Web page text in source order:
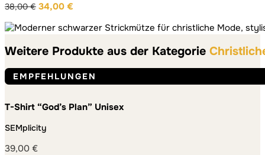
38,00€
Preis
38,00 €
34,00 €
Preis
34,00 €.
Weitere Produkte aus der Kategorie
EMPFEHLUNGEN
T-Shirt “God’s Plan” Unisex
SEMplicity
39,00 €